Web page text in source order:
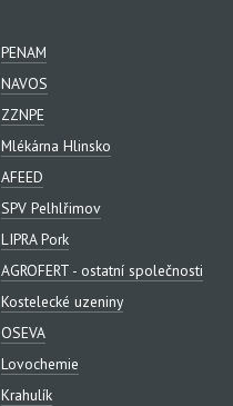
PENAM
NAVOS
ZZNPE
Mlékárna Hlinsko
AFEED
SPV Pelhlřimov
LIPRA Pork
AGROFERT - ostatní společnosti
Kostelecké uzeniny
OSEVA
Lovochemie
Krahulík